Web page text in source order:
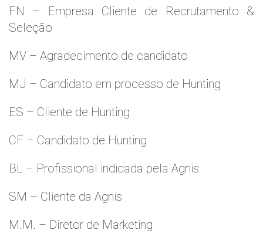
FN – Empresa Cliente de Recrutamento &
Seleção
MV – Agradecimento de candidato
MJ – Candidato em processo de Hunting
ES – Cliente de Hunting
CF – Candidato de Hunting
BL – Profissional indicada pela Agnis
SM – Cliente da Agnis
M.M. – Diretor de Marketing